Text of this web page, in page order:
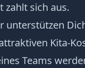
zahlt sich aus.
unterstützen
Kita-
Teams